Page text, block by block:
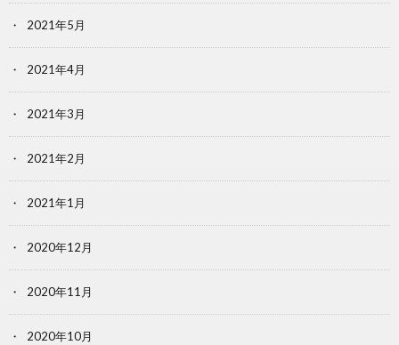
2021年5月
2021年4月
2021年3月
2021年2月
2021年1月
2020年12月
2020年11月
2020年10月